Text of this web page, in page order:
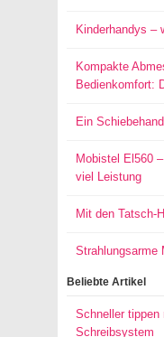
Kinderhandys –
Kompakte
Bedienkomfort:
Ein
Mobistel El560
viel Leistung
Mit den Tatsch-
Strahlungsarme
Beliebte Artikel
Schneller tippen
Schreibsystem